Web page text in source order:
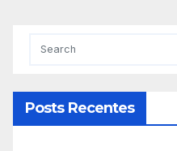
Posts Recentes